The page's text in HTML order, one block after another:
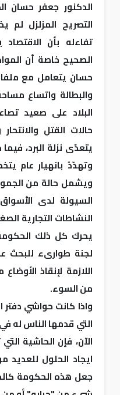
الدكنور جعفر
التصريح المزلزل لم
تفاءله بأن
الصحيح خاصة أن
حسان يتعامل مع
والبطالة واتساع
البلاد على صعيد
حالات القتل
يتعدّى نزلة البرد،
وتهدّدُ بانهيار عام
ويشمل حالة من
السيولة لدى
النشاطات التجارية
يحرك كل ذلك
لجنة طوارىء للبحث
اللازمة لإنقاذ
من السوء.
واذا كانت حواشي دفتر
التي قدمها الناس له
الآن، فإن الحاشية
ايجاد الحلول للعديد
جعل هذه الحكومة